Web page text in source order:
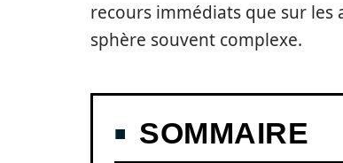
recours immédiats que sur
sphère souvent complexe.
SOMMAIRE